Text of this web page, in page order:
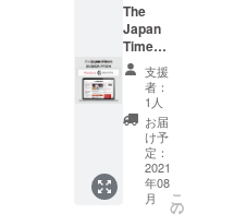
The
Japan
Times
Premiu
m 6ヶ月
プラン
※購読ID
は8月初
旬～中
旬にご
案内予
支援
者：
1人
お届
け予
定：
2021
年08
月
こ
の